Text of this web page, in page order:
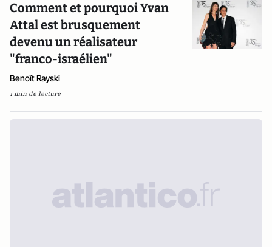
Comment et pourquoi Yvan
Attal est brusquement
devenu un réalisateur
"franco-israélien"
Benoît Rayski
1 min de lecture